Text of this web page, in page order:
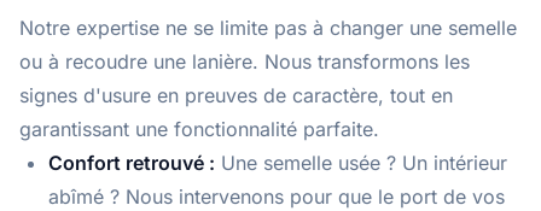
Notre expertise ne se limite pas à changer une semelle
ou à recoudre une lanière. Nous transformons les
signes d'usure en preuves de caractère, tout en
garantissant une fonctionnalité parfaite.
Confort retrouvé : Une semelle usée ? Un intérieur
abîmé ? Nous intervenons pour que le port de vos